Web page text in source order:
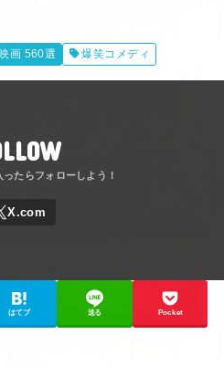
画 560選 爆笑コメディ
はてブ 送る Pocket